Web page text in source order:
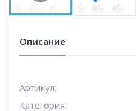
Описание
Артикул:
Категория: